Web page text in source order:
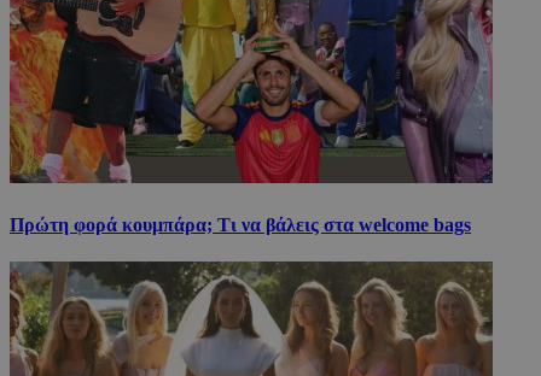
Πρώτη φορά κουμπάρα; Τι να βάλεις στα welcome bags